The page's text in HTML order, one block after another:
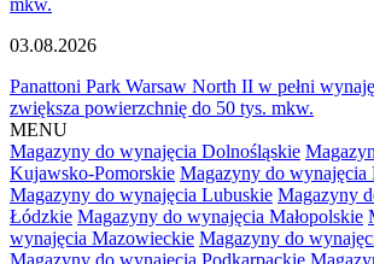
03.08.2026
Panattoni Park Warsaw North II w pełni
zwiększa powierzchnię do 50 tys. mkw.
MENU
Magazyny do wynajęcia Dolnośląskie
Kujawsko-Pomorskie Magazyny do wynajęcia
Magazyny do wynajęcia Lubuskie Magazyny
Łódzkie Magazyny do wynajęcia Małopolskie
wynajęcia Mazowieckie Magazyny do
Magazyny do wynajęcia Podkarpackie